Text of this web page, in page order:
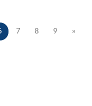
7 8 9 »